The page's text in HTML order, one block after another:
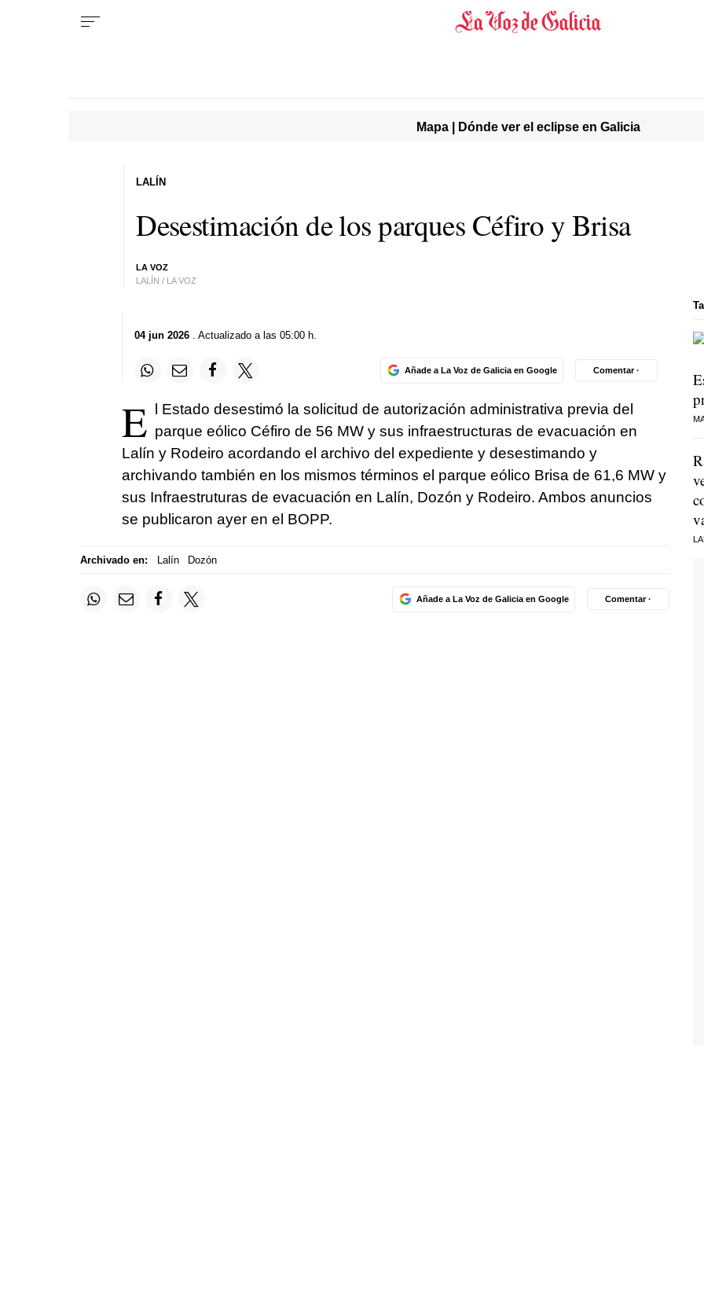
Mapa | Dónde ver el eclipse en Galicia
Desestimación de los parques Céfiro y Brisa
LA VOZ
LALÍN / LA VOZ
LALÍN
04 jun 2026. Actualizado a las 05:00 h.
Añade a La Voz de Galicia en Google Comentar ·
E
l Estado desestimó la solicitud de autorización administrativa previa del
parque eólico Céfiro de 56 MW y sus infraestructuras de evacuación en
Lalín y Rodeiro acordando el archivo del expediente y desestimando y
archivando también en los mismos términos el parque eólico Brisa de 61,6 MW y
sus Infraestruturas de evacuación en Lalín, Dozón y Rodeiro. Ambos anuncios
se publicaron ayer en el BOPP.
Archivado en: Lalín Dozón
Añade a La Voz de Galicia en Google Comentar ·